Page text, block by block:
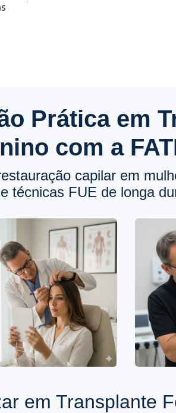
Prática em
com a
capilar em
técnicas FUE de longa
em Transplante